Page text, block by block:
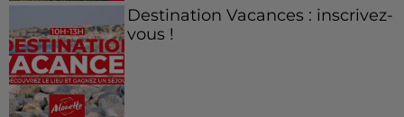
Destination Vacances : inscrivez-
vous !